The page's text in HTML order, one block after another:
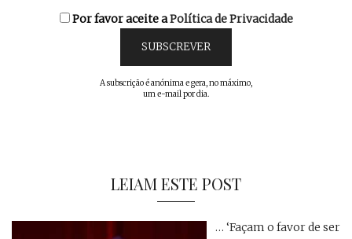
Por favor aceite aPolítica de Privacidade
A subscrição é anónima e gera, no máximo,
um e-mail por dia.
LEIAM ESTE POST
… ‘Façam o favor de ser